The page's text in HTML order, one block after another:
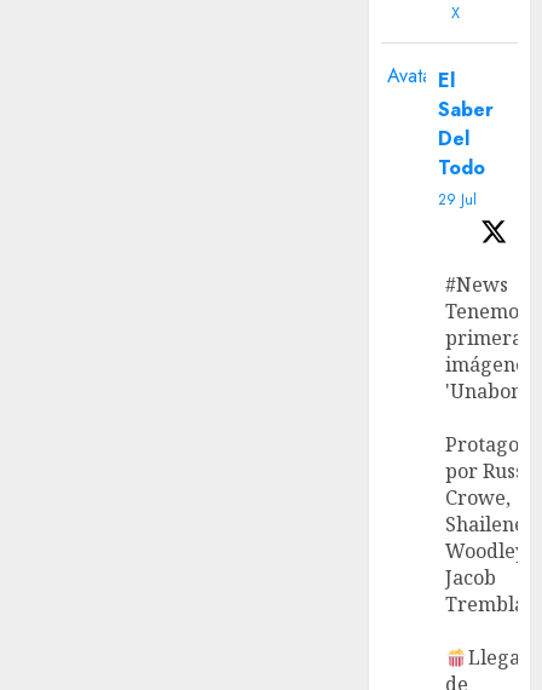
X
Avatar El
Saber
Del
Todo
29 Jul
#News
Tenemos
primeras
imágenes
por
Crowe,
Shailene
Woodley y
Jacob
Tremblay.
Llega
de